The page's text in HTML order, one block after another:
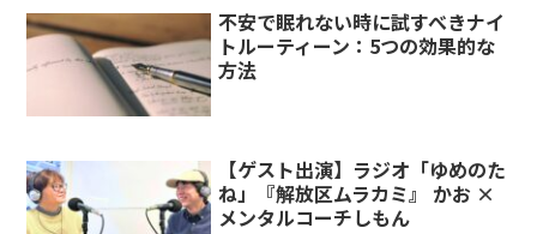
不安で眠れない時に試すべきナイ
トルーティーン：5つの効果的な
方法
【ゲスト出演】ラジオ「ゆめのた
ね」『解放区ムラカミ』 かお ×
メンタルコーチしもん